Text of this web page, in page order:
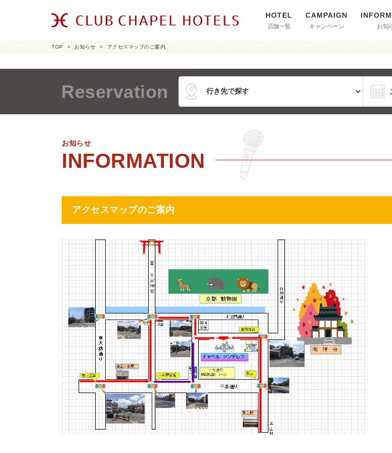
店舗一覧 キャンペーン お知
TOP お知らせ アクセスマップのご案内
Reservation
お知らせ
アクセスマップのご案内